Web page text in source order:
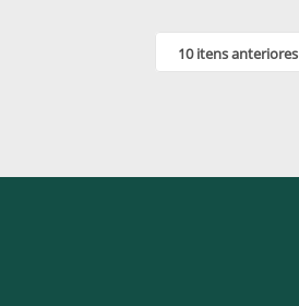
10 itens anteriores